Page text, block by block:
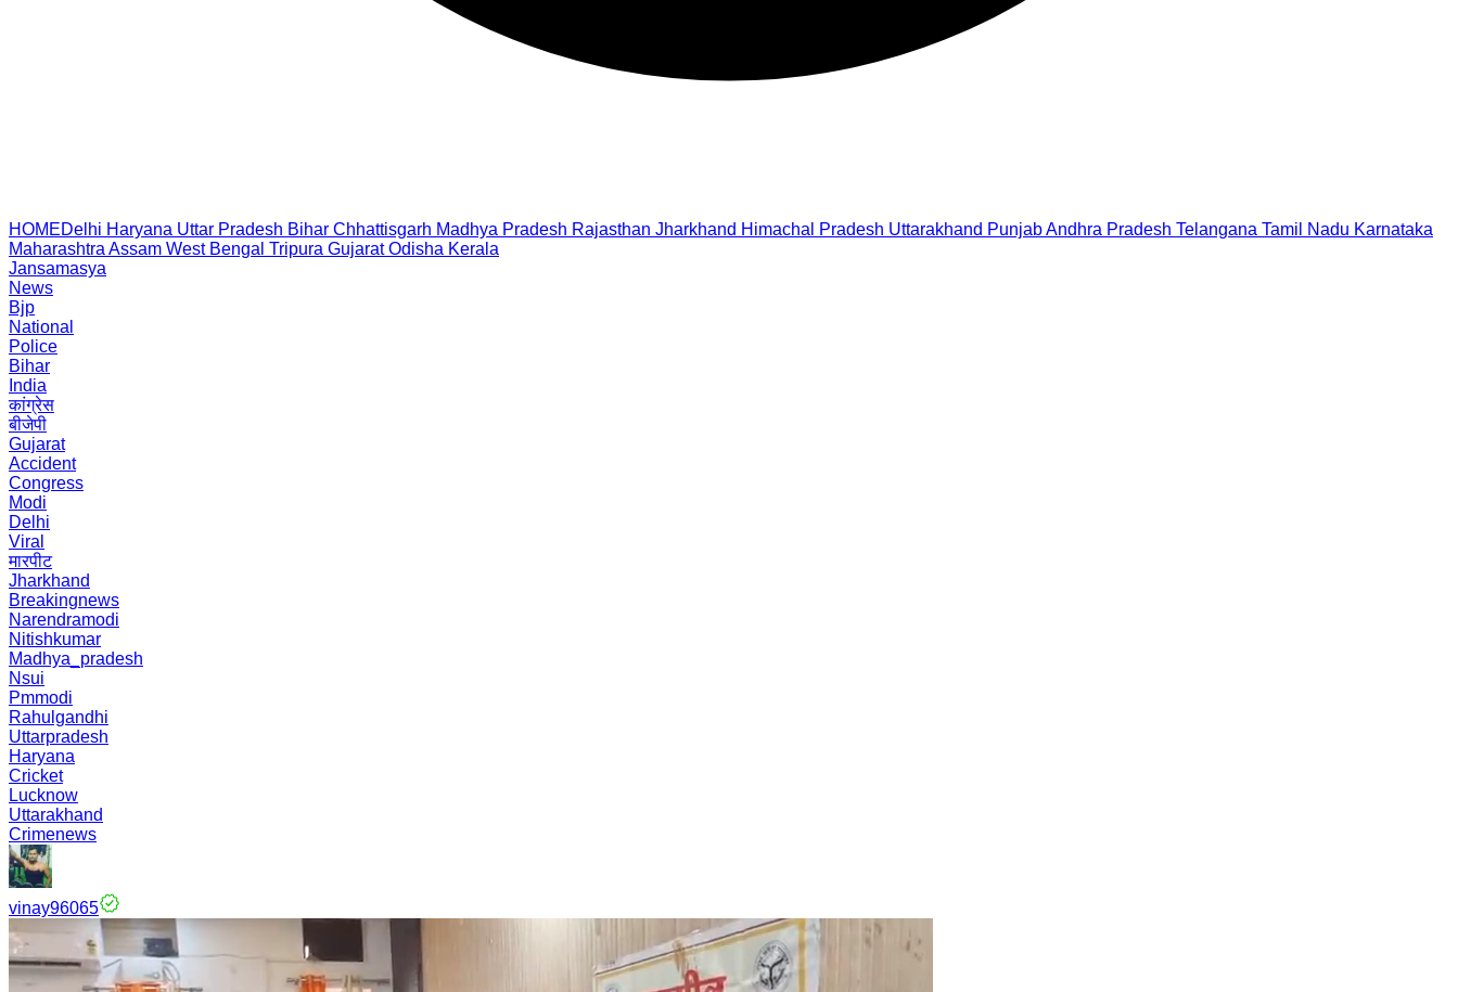
HOMEDelhi Haryana Uttar Pradesh Bihar Chhattisgarh Madhya Pradesh Rajasthan Jharkhand Himachal Pradesh Uttarakhand PunjabAndhra Pradesh Telangana Tamil Nadu Karnataka
Maharashtra Assam West Bengal Tripura Gujarat Odisha Kerala
Jansamasya
News
Bjp
National
Police
Bihar
India
कांग्रेस
बीजेपी
Gujarat
Accident
Congress
Modi
Delhi
Viral
मारपीट
Jharkhand
Breakingnews
Narendramodi
Nitishkumar
Madhya_pradesh
Nsui
Pmmodi
Rahulgandhi
Uttarpradesh
Haryana
Cricket
Lucknow
Uttarakhand
Crimenews
vinay96065